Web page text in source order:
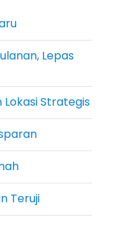
Bangka
terhadap
jika
sesuai
Warna
rental
Lepas
Strategis
Teruji